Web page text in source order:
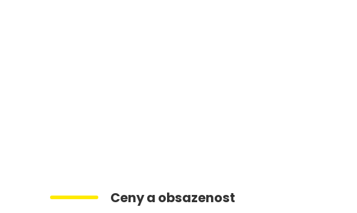
Ceny a obsazenost